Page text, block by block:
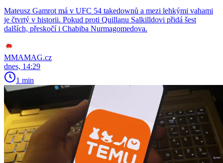
Mateusz Gamrot má v UFC 54 takedownů a mezi lehkými vahami
je čtvrtý v historii. Pokud proti Quillanu Salkilldovi přidá šest
dalších, přeskočí i Chabiba Nurmagomedova.
MMAMAG.cz
dnes, 14:29
1 min